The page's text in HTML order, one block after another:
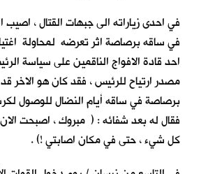
في احدى زياراته الى جبهات القتال ،
في ساقه برصاصة اثر تعرضه لمحاولة
احد قادة الافواج الناقمين على سياسة
مصدر ارتياح للرئيس ، فقد كان هو الاخر
برصاصة في ساقه أيام النضال للوصول
فقال له بعد شفائه : ( مبروك ، اصبحت
كل شيء ، حتى في مكان اصابتي !) .